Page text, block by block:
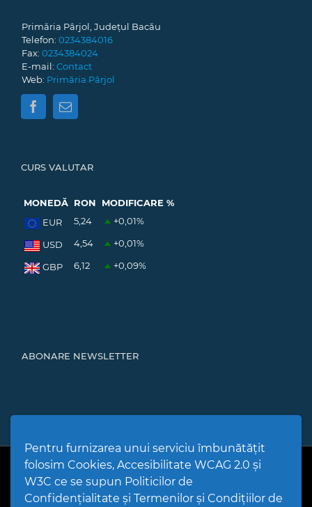
Pentru furnizarea unui serviciu îmbunătățit
folosim Cookies, Accesibilitate WCAG 2.0 și
W3C ce se supun Politicilor de
Confidențialitate și Termenilor și Condițiilor de
Primăria Pârjol, Județul Bacău
Telefon: 0234384016
Fax: 0234384024
E-mail: Contact
Web: Primăria Pârjol
CURS VALUTAR
MONEDĂ RON
MODIFICARE %
EUR
5,24 +0,01%
USD 4,54 +0,01%
GBP 6,12 +0,09%
ABONARE NEWSLETTER
PPW @2026 |Hartă Website|Setări Cookies și Accesibilitate
Politică de utilizare Cookies|Politică de confidențialitate site
Termeni și condiții de utilizare a site-ului